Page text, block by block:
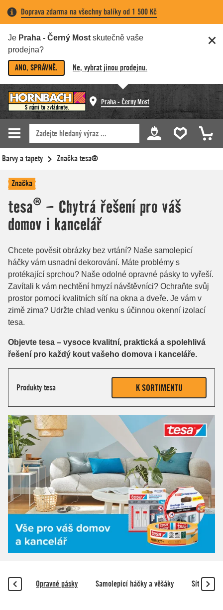
Doprava zdarma na všechny balíky od 1 500 Kč
Je Praha - Černý Most skutečně vaše
prodejna?
ANO, SPRÁVNĚ. Ne, vybrat jinou prodejnu.
Praha - Černý Most